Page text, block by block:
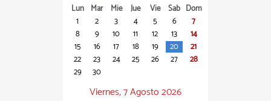
Lun Mar Mie Jue Vie Sab Dom
1
2 3 4 5 6
7
8
9 10 11 12 13
14
15
16 17 18 19 20
21
22
23 24 25 26 27
28
29
30
Viernes, 7 Agosto 2026